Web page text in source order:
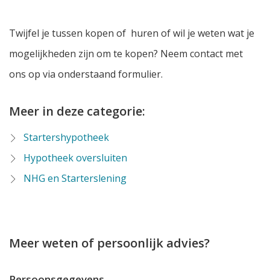
Twijfel je tussen kopen of huren of wil je weten wat je
mogelijkheden zijn om te kopen? Neem contact met
ons op via onderstaand formulier.
Meer in deze categorie:
Startershypotheek
Hypotheek oversluiten
NHG en Starterslening
Meer weten of persoonlijk advies?